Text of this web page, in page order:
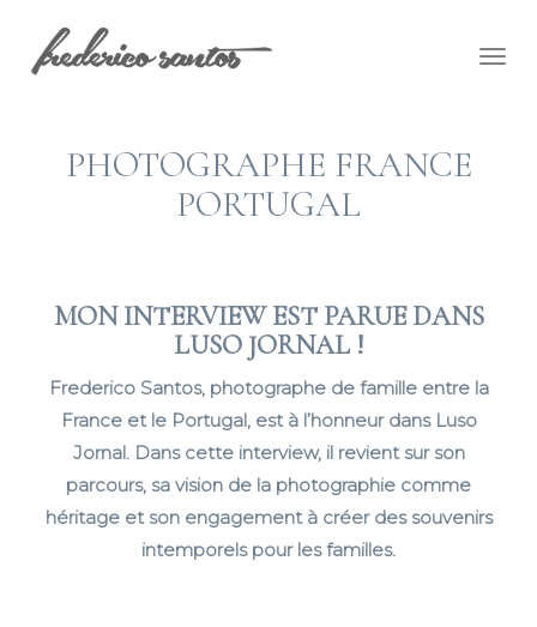
PHOTOGRAPHE FRANCE
PORTUGAL
MON INTERVIEW EST PARUE DANS
LUSO JORNAL !
Frederico Santos, photographe de famille entre la
France et le Portugal, est à l’honneur dans Luso
Jornal. Dans cette interview, il revient sur son
parcours, sa vision de la photographie comme
héritage et son engagement à créer des souvenirs
intemporels pour les familles.